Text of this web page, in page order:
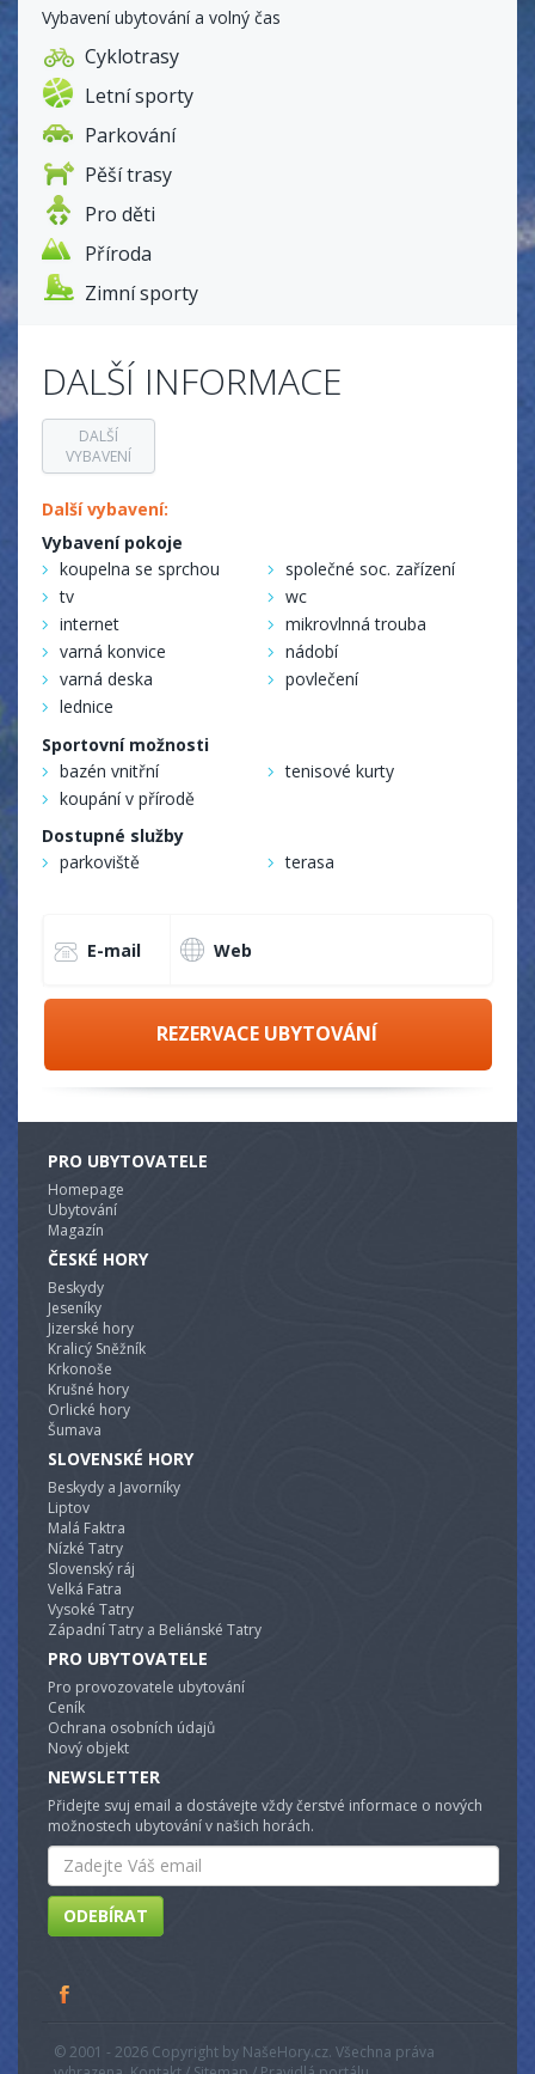
Vybavení ubytování a volný čas
Cyklotrasy
Letní sporty
Parkování
Pěší trasy
Pro děti
Příroda
Zimní sporty
DALŠÍ INFORMACE
DALŠÍ
VYBAVENÍ
Další vybavení:
Vybavení pokoje
koupelna se sprchou
společné soc. zařízení
tv
wc
internet
mikrovlnná trouba
varná konvice
nádobí
varná deska
povlečení
lednice
Sportovní možnosti
bazén vnitřní
tenisové kurty
koupání v přírodě
Dostupné služby
parkoviště
terasa
E-mail Web
REZERVACE UBYTOVÁNÍ
PRO UBYTOVATELE
Homepage
Ubytování
Magazín
ČESKÉ HORY
Beskydy
Jeseníky
Jizerské hory
Kralicý Sněžník
Krkonoše
Krušné hory
Orlické hory
Šumava
SLOVENSKÉ HORY
Beskydy a Javorníky
Liptov
Malá Faktra
Nízké Tatry
Slovenský ráj
Velká Fatra
Vysoké Tatry
Západní Tatry a Beliánské Tatry
PRO UBYTOVATELE
Pro provozovatele ubytování
Ceník
Ochrana osobních údajů
Nový objekt
NEWSLETTER
Přidejte svuj email a dostávejte vždy čerstvé informace o nových
možnostech ubytování v našich horách.
Email
ODEBÍRAT
© 2001 - 2026 Copyright by NašeHory.cz. Všechna práva